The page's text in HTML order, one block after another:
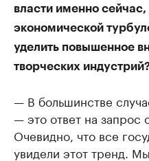
власти именно
экономической
уделить повышенное
творческих
— В большинстве
— это ответ на запрос
Очевидно, что все
увидели этот тренд.